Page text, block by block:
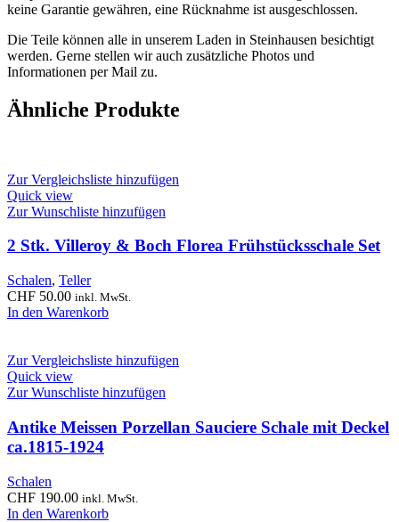
keine Garantie gewähren, eine Rücknahme ist ausgeschlossen.
Die Teile können alle in unserem Laden in Steinhausen besichtigt
werden. Gerne stellen wir auch zusätzliche Photos und
Informationen per Mail zu.
Ähnliche Produkte
Zur Vergleichsliste hinzufügen
Quick view
Zur Wunschliste hinzufügen
2 Stk. Villeroy & Boch Florea Frühstücksschale Set
Schalen, Teller
CHF 50.00 inkl. MwSt.
In den Warenkorb
Zur Vergleichsliste hinzufügen
Quick view
Zur Wunschliste hinzufügen
Antike Meissen Porzellan Sauciere Schale mit Deckel
ca.1815-1924
Schalen
CHF 190.00 inkl. MwSt.
In den Warenkorb